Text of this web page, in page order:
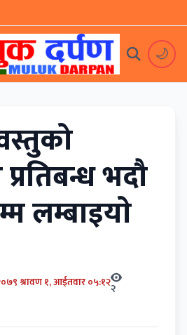
🌙
भदौ
लम्बाइयाे
श्रावण १, आईतवार ०५:१२२